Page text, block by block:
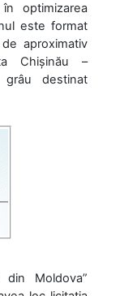
optimizarea
este format
aproximativ
Chișinău –
grâu destinat
Moldova”